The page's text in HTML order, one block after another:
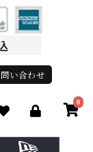
い合わせ
0